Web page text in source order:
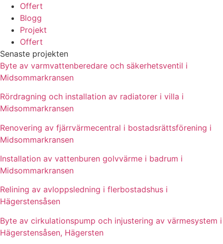
Offert
Blogg
Projekt
Offert
Senaste projekten
Byte av varmvattenberedare och säkerhetsventil i
Midsommarkransen
Rördragning och installation av radiatorer i villa i
Midsommarkransen
Renovering av fjärrvärmecentral i bostadsrättsförening i
Midsommarkransen
Installation av vattenburen golvvärme i badrum i
Midsommarkransen
Relining av avloppsledning i flerbostadshus i
Hägerstensåsen
Byte av cirkulationspump och injustering av värmesystem i
Hägerstensåsen, Hägersten